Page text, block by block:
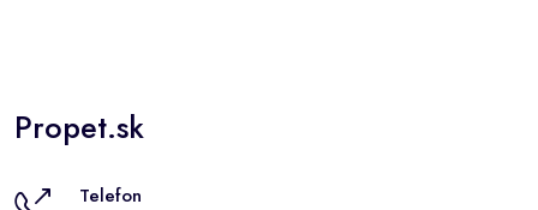
Propet.sk
Telefon